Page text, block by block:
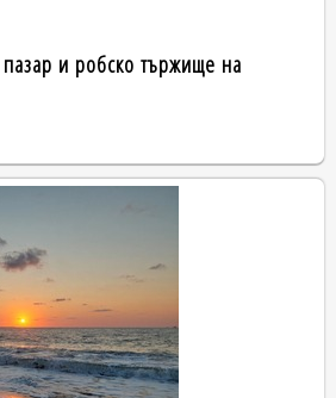
и робско тържище на